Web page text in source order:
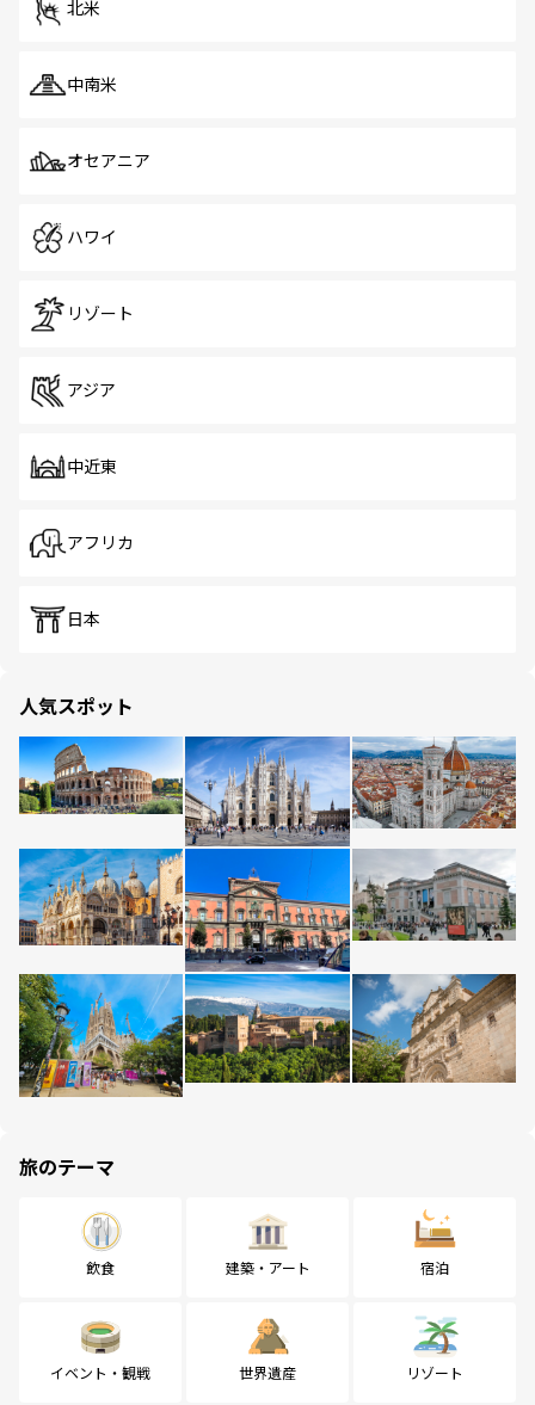
北米
中南米
オセアニア
ハワイ
リゾート
アジア
中近東
アフリカ
日本
人気スポット
旅のテーマ
飲食 建築・アート 宿泊
イベント・観戦 世界遺産 リゾート